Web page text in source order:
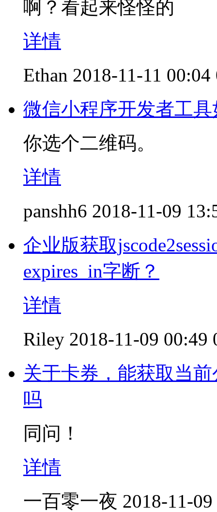
啊？看起来怪怪的
详情
Ethan 2018-11-11 00:04
微信小程序开发者工
你选个二维码。
详情
panshh6 2018-11-09
企业版获取
expires_in字断？
详情
Riley 2018-11-09 00:49
关于卡券，能获取当
吗
同问！
详情
一百零一夜 2018-11-